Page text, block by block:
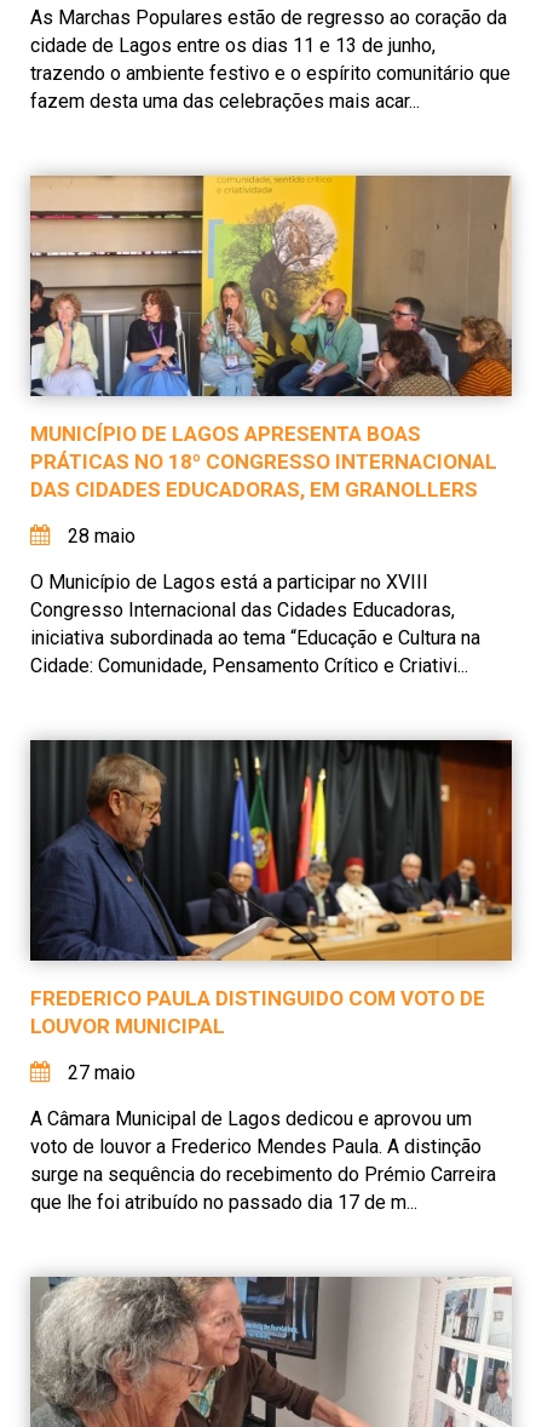
As Marchas Populares estão de regresso ao coração da
cidade de Lagos entre os dias 11 e 13 de junho,
trazendo o ambiente festivo e o espírito comunitário que
fazem desta uma das celebrações mais acar...
MUNICÍPIO DE LAGOS APRESENTA BOAS
PRÁTICAS NO 18º CONGRESSO INTERNACIONAL
DAS CIDADES EDUCADORAS, EM GRANOLLERS
28 maio
O Município de Lagos está a participar no XVIII
Congresso Internacional das Cidades Educadoras,
iniciativa subordinada ao tema “Educação e Cultura na
Cidade: Comunidade, Pensamento Crítico e Criativi...
FREDERICO PAULA DISTINGUIDO COM VOTO DE
LOUVOR MUNICIPAL
27 maio
A Câmara Municipal de Lagos dedicou e aprovou um
voto de louvor a Frederico Mendes Paula. A distinção
surge na sequência do recebimento do Prémio Carreira
que lhe foi atribuído no passado dia 17 de m...